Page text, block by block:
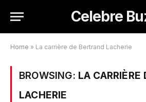
Celebre
Home » La carrière de Bertrand Lacherie
BROWSING: LA CARRIÈRE
LACHERIE